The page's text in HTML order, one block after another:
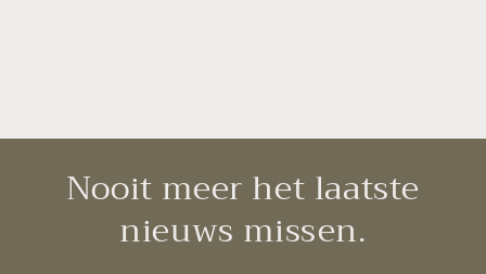
Nooit meer het laatste
nieuws missen.